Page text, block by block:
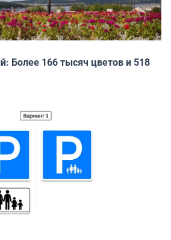
Более 166 тысяч цветов и 518